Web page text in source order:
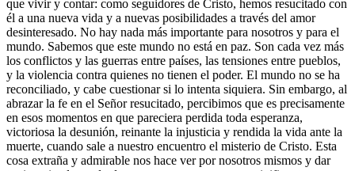
que vivir y contar: como seguidores de Cristo, hemos resucitado con
él a una nueva vida y a nuevas posibilidades a través del amor
desinteresado. No hay nada más importante para nosotros y para el
mundo. Sabemos que este mundo no está en paz. Son cada vez más
los conflictos y las guerras entre países, las tensiones entre pueblos,
y la violencia contra quienes no tienen el poder. El mundo no se ha
reconciliado, y cabe cuestionar si lo intenta siquiera. Sin embargo, al
abrazar la fe en el Señor resucitado, percibimos que es precisamente
en esos momentos en que pareciera perdida toda esperanza,
victoriosa la desunión, reinante la injusticia y rendida la vida ante la
muerte, cuando sale a nuestro encuentro el misterio de Cristo. Esta
cosa extraña y admirable nos hace ver por nosotros mismos y dar